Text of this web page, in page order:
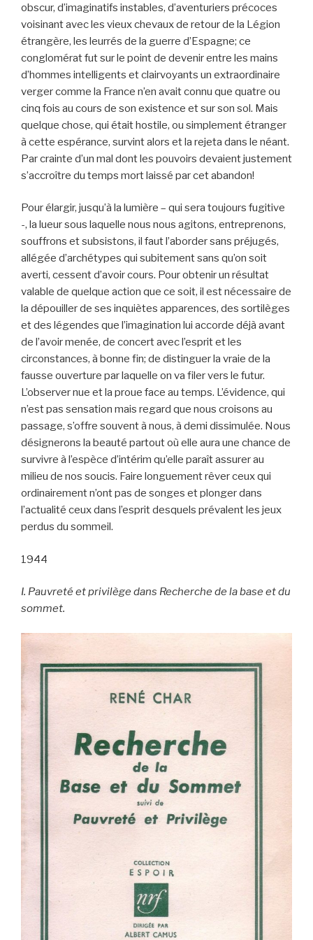
obscur, d’imaginatifs instables, d’aventuriers précoces
voisinant avec les vieux chevaux de retour de la Légion
étrangère, les leurrés de la guerre d’Espagne; ce
conglomérat fut sur le point de devenir entre les mains
d’hommes intelligents et clairvoyants un extraordinaire
verger comme la France n’en avait connu que quatre ou
cinq fois au cours de son existence et sur son sol. Mais
quelque chose, qui était hostile, ou simplement étranger
à cette espérance, survint alors et la rejeta dans le néant.
Par crainte d’un mal dont les pouvoirs devaient justement
s’accroître du temps mort laissé par cet abandon!
Pour élargir, jusqu’à la lumière – qui sera toujours fugitive
-, la lueur sous laquelle nous nous agitons, entreprenons,
souffrons et subsistons, il faut l’aborder sans préjugés,
allégée d’archétypes qui subitement sans qu’on soit
averti, cessent d’avoir cours. Pour obtenir un résultat
valable de quelque action que ce soit, il est nécessaire de
la dépouiller de ses inquiètes apparences, des sortilèges
et des légendes que l’imagination lui accorde déjà avant
de l’avoir menée, de concert avec l’esprit et les
circonstances, à bonne fin; de distinguer la vraie de la
fausse ouverture par laquelle on va filer vers le futur.
L’observer nue et la proue face au temps. L’évidence, qui
n’est pas sensation mais regard que nous croisons au
passage, s’offre souvent à nous, à demi dissimulée. Nous
désignerons la beauté partout où elle aura une chance de
survivre à l’espèce d’intérim qu’elle paraît assurer au
milieu de nos soucis. Faire longuement rêver ceux qui
ordinairement n’ont pas de songes et plonger dans
l’actualité ceux dans l’esprit desquels prévalent les jeux
perdus du sommeil.
1944
I. Pauvreté et privilège dans Recherche de la base et du
sommet.